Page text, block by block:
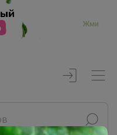
Жми